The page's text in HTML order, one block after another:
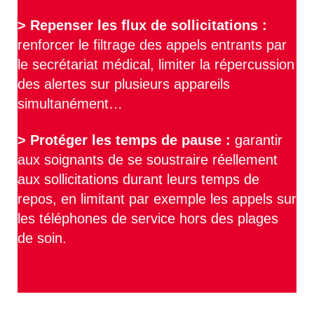
> Repenser les flux de sollicitations :
renforcer le filtrage des appels entrants par
le secrétariat médical, limiter la répercussion
des alertes sur plusieurs appareils
simultanément…
> Protéger les temps de pause : garantir
aux soignants de se soustraire réellement
aux sollicitations durant leurs temps de
repos, en limitant par exemple les appels sur
les téléphones de service hors des plages
de soin.